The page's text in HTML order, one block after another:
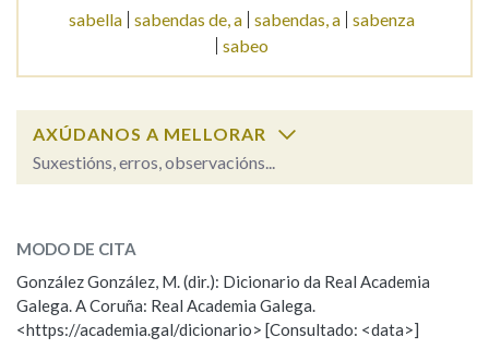
Marcas gramaticais
Pertence a
sabella sabendas de, a sabendas, a sabenza
sabeo
AXÚDANOS A MELLORAR
Suxestións, erros, observacións...
sabela
sabelo, sabela
ESCOLLE UNHA OPCIÓN:
MODO DE CITA
González González, M. (dir.): Dicionario da Real Academia
Galega. A Coruña: Real Academia Galega.
<https://academia.gal/dicionario> [Consultado: <data>]